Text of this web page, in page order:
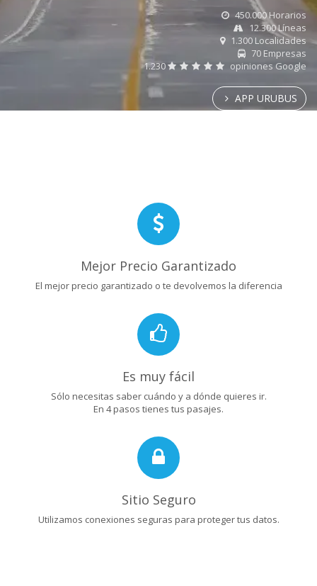
450.000 Horarios
12.300 Líneas
1.300 Localidades
70 Empresas
1.230
opiniones Google
APP URUBUS
Mejor Precio Garantizado
El mejor precio garantizado o te devolvemos la diferencia
Es muy fácil
Sólo necesitas saber cuándo y a dónde quieres ir.
En 4 pasos tienes tus pasajes.
Sitio Seguro
Utilizamos conexiones seguras para proteger tus datos.